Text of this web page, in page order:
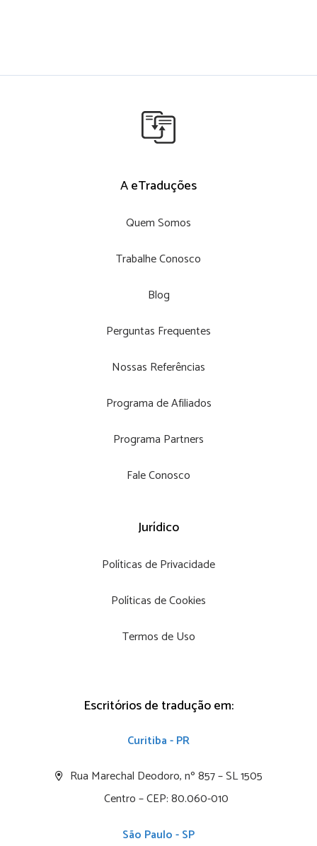
A eTraduções
Quem Somos
Trabalhe Conosco
Blog
Perguntas Frequentes
Nossas Referências
Programa de Afiliados
Programa Partners
Fale Conosco
Jurídico
Políticas de Privacidade
Políticas de Cookies
Termos de Uso
Escritórios de tradução em:
Curitiba - PR
Rua Marechal Deodoro, nº 857 – SL 1505
Centro – CEP: 80.060-010
São Paulo - SP